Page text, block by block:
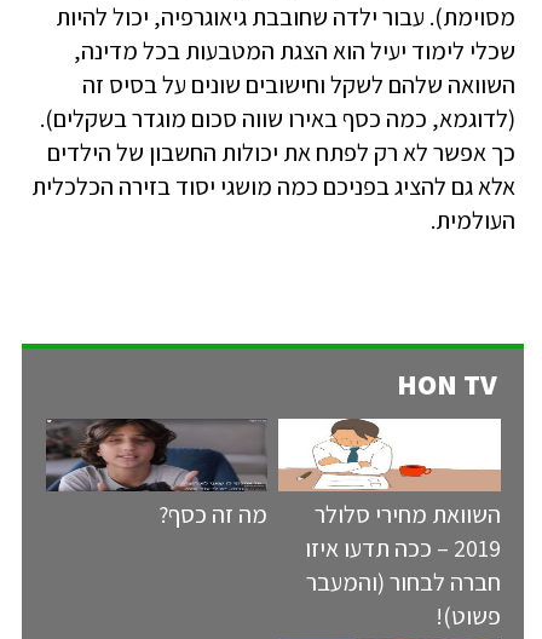
מסוימת). עבור ילדה שחובבת גיאוגרפיה, יכול להיות
שכלי לימוד יעיל הוא הצגת המטבעות בכל מדינה,
השוואה שלהם לשקל וחישובים שונים על בסיס זה
(לדוגמא, כמה כסף באירו שווה סכום מוגדר בשקלים).
כך אפשר לא רק לפתח את יכולות החשבון של הילדים
אלא גם להציג בפניכם כמה מושגי יסוד בזירה הכלכלית
העולמית.
HON TV
השוואת מחירי סלולר
2019 – ככה תדעו איזו
חברה לבחור (והמעבר
פשוט)!
מה זה כסף?